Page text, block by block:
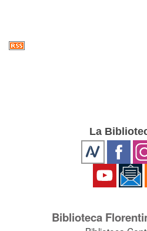
La
Biblioteca